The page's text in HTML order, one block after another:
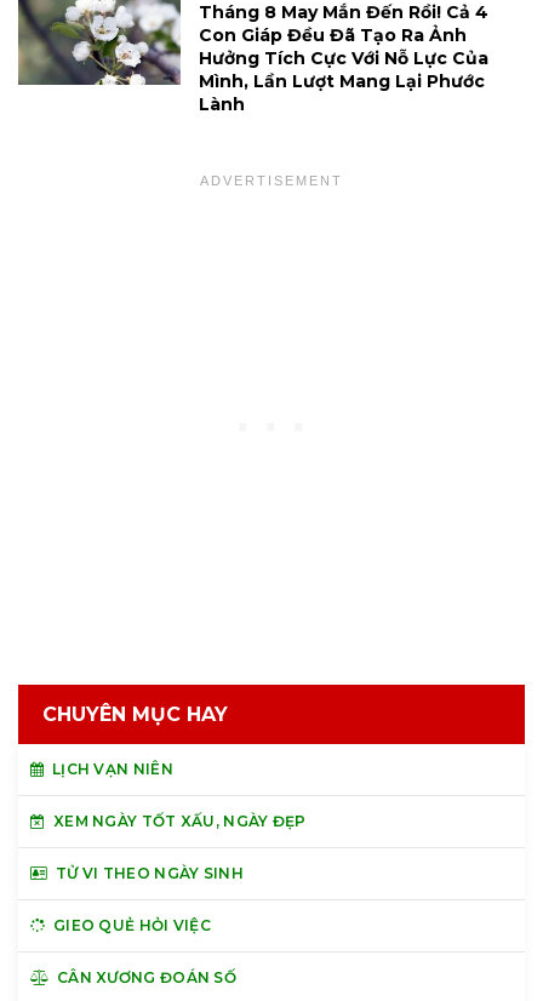
Tháng 8 May Mắn Đến Rồi! Cả 4
Con Giáp Đều Đã Tạo Ra Ảnh
Hưởng Tích Cực Với Nỗ Lực Của
Mình, Lần Lượt Mang Lại Phước
Lành
CHUYÊN MỤC HAY
LỊCH VẠN NIÊN
XEM NGÀY TỐT XẤU, NGÀY ĐẸP
TỬ VI THEO NGÀY SINH
GIEO QUẺ HỎI VIỆC
CÂN XƯƠNG ĐOÁN SỐ